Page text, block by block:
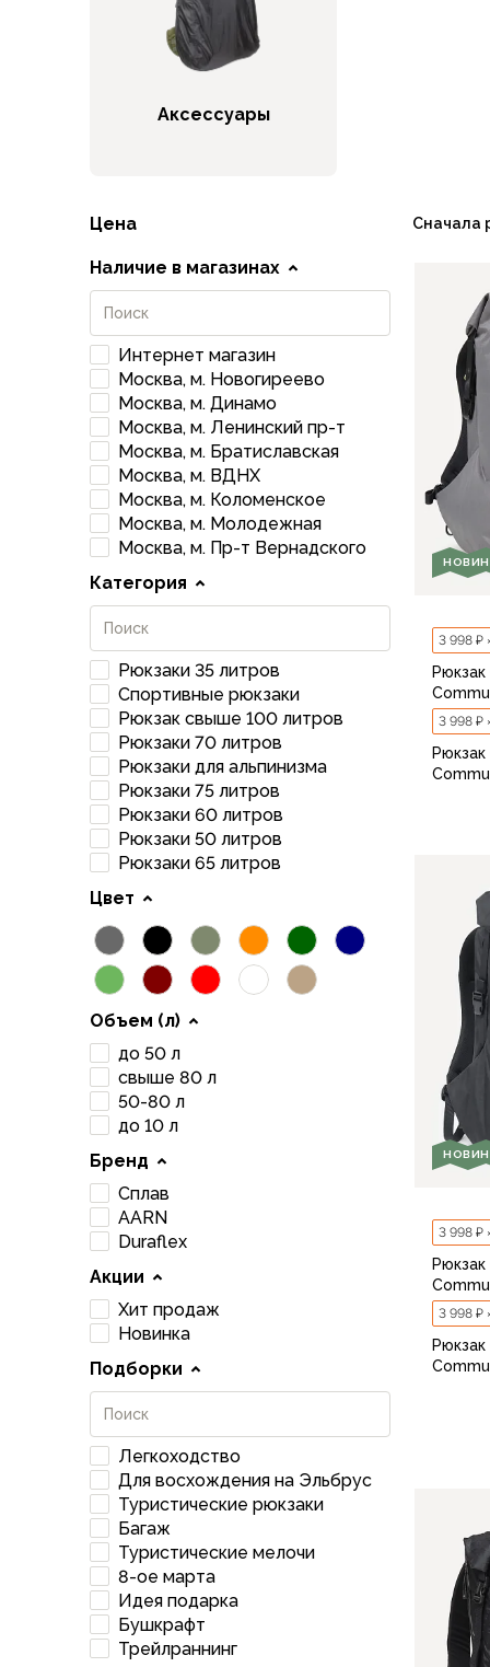
Толстовки, худи
Нижнее белье
Женская одежда
Флисовые куртки
Пончо и дождевики
Пуховые куртки
Куртки с синтетическим утеплителем
Жилеты
Брюки
Мембранные брюки
Брюки софтшелл и ветрозащита
Брюки с синтетическим утеплителем
Флисовые брюки
Беговые и спортивные
Шорты
Термобелье
Термофутболки
Термолеггинсы
Термотрусы
Толстовки, худи
Футболки
Нижнее белье
Обувь
Мужская обувь
Ботинки
Утепленные
Неутепленные
Полуботинки
Кроссовки
Трейловые кроссовки
Повседневные кроссовки
Кроссовки треккинговые
Зимние
Демисезонные
Болотные сапоги, забродники
Вкладыши
Сандалии
Гамаши, бахилы
Аксессуары для обуви
Уход за обувью
Шнурки, стельки
Сушилки для обуви
Ледоступы
Женская обувь
Ботинки
Кроссовки
Сапоги
Гамаши, бахилы
Аксессуары для обуви
Уход за обувью
Шнурки, стельки
Сушилки для обуви
Клей
Ледоступы
Аксессуары
Варежки и перчатки
Аксессуары
Цена
Наличие в магазинах
Интернет магазин
Москва, м. Новогиреево
Москва, м. Динамо
Москва, м. Ленинский пр-т
Москва, м. Братиславская
Москва, м. ВДНХ
Москва, м. Коломенское
Москва, м. Молодежная
Москва, м. Пр-т Вернадского
Категория
Рюкзаки 35 литров
Спортивные рюкзаки
Рюкзак свыше 100 литров
Рюкзаки 70 литров
Рюкзаки для альпинизма
Рюкзаки 75 литров
Рюкзаки 60 литров
Рюкзаки 50 литров
Рюкзаки 65 литров
Цвет
Объем (л)
до 50 л
свыше 80 л
50-80 л
до 10 л
Бренд
Сплав
AARN
Duraflex
Акции
Хит продаж
Новинка
Подборки
Легкоходство
Для восхождения на Эльбрус
Туристические рюкзаки
Багаж
Туристические мелочи
8-ое марта
Идея подарка
Бушкрафт
Трейлраннинг
Сначала
3 998 ₽
3 998 ₽
3 998 ₽
3 998 ₽